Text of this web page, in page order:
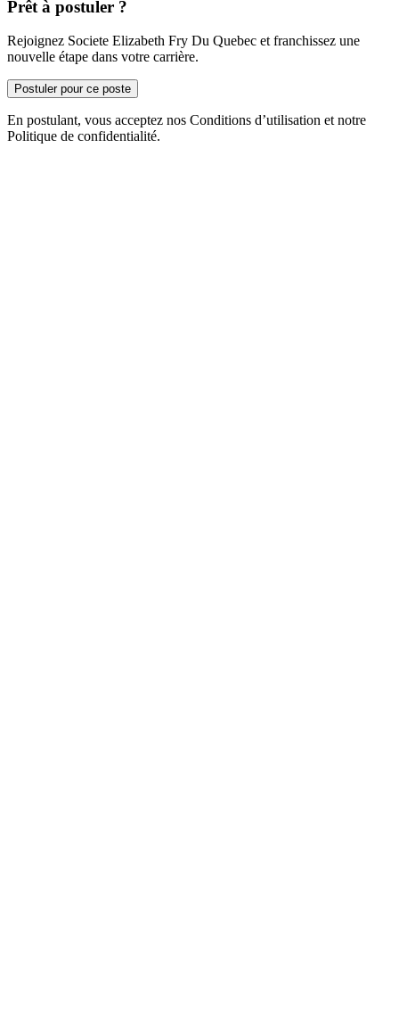
Prêt à postuler ?
Rejoignez Societe Elizabeth Fry Du Quebec et franchissez une
nouvelle étape dans votre carrière.
Postuler pour ce poste
En postulant, vous acceptez nos Conditions d’utilisation et notre
Politique de confidentialité.